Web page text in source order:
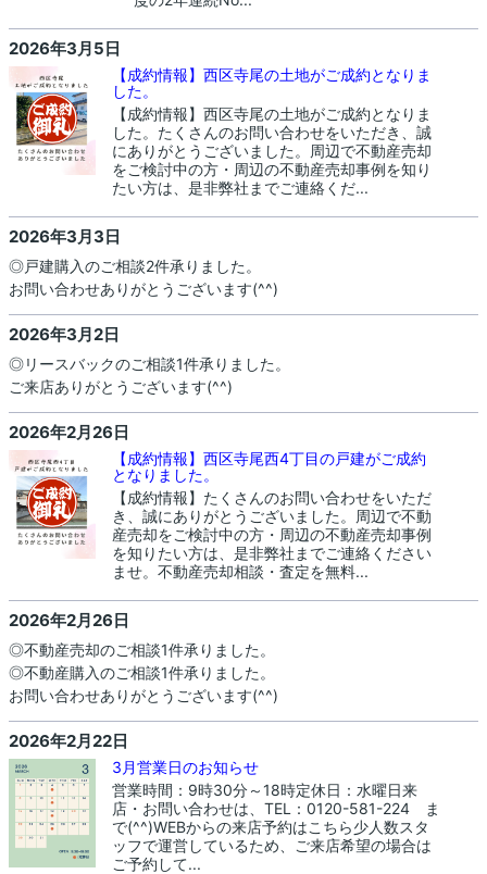
2026年3月5日
【成約情報】西区寺尾の土地がご成約となりま
した。
【成約情報】西区寺尾の土地がご成約となりま
した。たくさんのお問い合わせをいただき、誠
にありがとうございました。周辺で不動産売却
をご検討中の方・周辺の不動産売却事例を知り
たい方は、是非弊社までご連絡くだ...
2026年3月3日
◎戸建購入のご相談2件承りました。
お問い合わせありがとうございます(^^)
2026年3月2日
◎リースバックのご相談1件承りました。
ご来店ありがとうございます(^^)
2026年2月26日
【成約情報】西区寺尾西4丁目の戸建がご成約
となりました。
【成約情報】たくさんのお問い合わせをいただ
き、誠にありがとうございました。周辺で不動
産売却をご検討中の方・周辺の不動産売却事例
を知りたい方は、是非弊社までご連絡ください
ませ。不動産売却相談・査定を無料...
2026年2月26日
◎不動産売却のご相談1件承りました。
◎不動産購入のご相談1件承りました。
お問い合わせありがとうございます(^^)
2026年2月22日
3月営業日のお知らせ
営業時間：9時30分～18時定休日：水曜日来
店・お問い合わせは、TEL：0120-581-224 ま
で(^^)WEBからの来店予約はこちら少人数スタ
ッフで運営しているため、ご来店希望の場合は
ご予約して...